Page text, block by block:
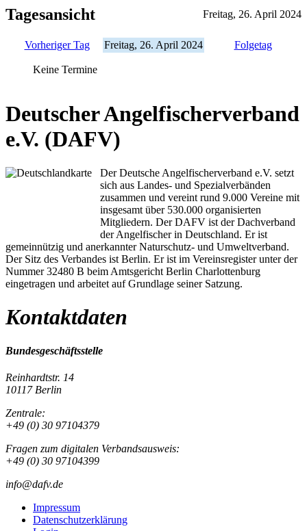
Tagesansicht Freitag, 26. April 2024
Vorheriger Tag Freitag, 26. April 2024 Folgetag
Keine Termine
Deutscher Angelfischerverband
e.V. (DAFV)
Der Deutsche Angelfischerverband e.V. setzt
sich aus Landes- und Spezialverbänden
zusammen und vereint rund 9.000 Vereine mit
insgesamt über 530.000 organisierten
Mitgliedern. Der DAFV ist der Dachverband
der Angelfischer in Deutschland. Er ist
gemeinnützig und anerkannter Naturschutz- und Umweltverband.
Der Sitz des Verbandes ist Berlin. Er ist im Vereinsregister unter der
Nummer 32480 B beim Amtsgericht Berlin Charlottenburg
eingetragen und arbeitet auf Grundlage seiner Satzung.
Kontaktdaten
Bundesgeschäftsstelle
Reinhardtstr. 14
10117 Berlin
Zentrale:
+49 (0) 30 97104379
Fragen zum digitalen Verbandsausweis:
+49 (0) 30 97104399
info@dafv.de
Impressum
Datenschutzerklärung